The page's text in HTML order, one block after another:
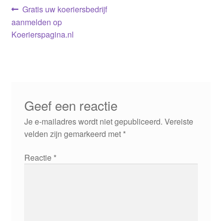
Bericht
navigatie
Vorig
bericht:
Gratis uw koeriersbedrijf
aanmelden op
Koerierspagina.nl
Geef een reactie
Je e-mailadres wordt niet gepubliceerd. Vereiste
velden zijn gemarkeerd met *
Reactie *